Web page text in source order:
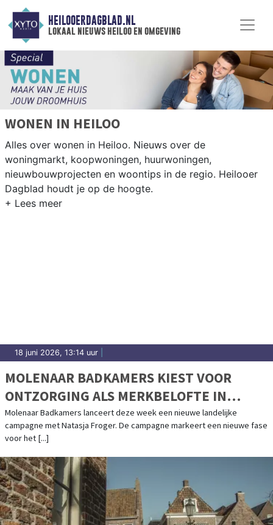
HEILOOERDAGBLAD.NL
lokaal nieuws heiloo en omgeving
WONEN IN HEILOO
Alles over wonen in Heiloo. Nieuws over de
woningmarkt, koopwoningen, huurwoningen,
nieuwbouwprojecten en woontips in de regio. Heilooer
Dagblad houdt je op de hoogte.
18 juni 2026, 13:14 uur
MOLENAAR BADKAMERS KIEST VOOR
ONTZORGING ALS MERKBELOFTE IN
NIEUWE CAMPAGNE MET NATASJA
FROGER
Molenaar Badkamers lanceert deze week een nieuwe landelijke
campagne met Natasja Froger. De campagne markeert een nieuwe fase
voor het [...]